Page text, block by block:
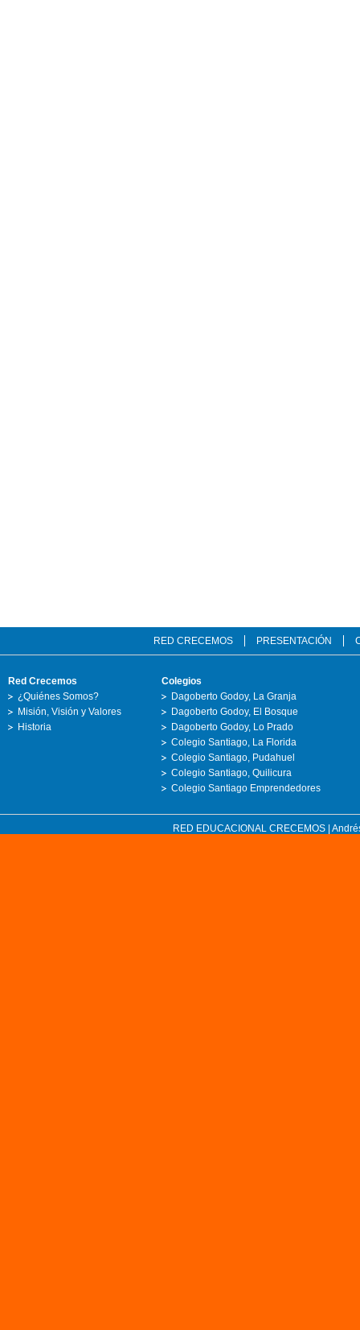
RED CRECEMOS PRESENTACIÓN
Red Crecemos
¿Quiénes Somos?
Misión, Visión y Valores
Historia
Colegios
Dagoberto Godoy, La Granja
Dagoberto Godoy, El Bosque
Dagoberto Godoy, Lo Prado
Colegio Santiago, La Florida
Colegio Santiago, Pudahuel
Colegio Santiago, Quilicura
Colegio Santiago Emprendedores
RED EDUCACIONAL CRECEMOS |